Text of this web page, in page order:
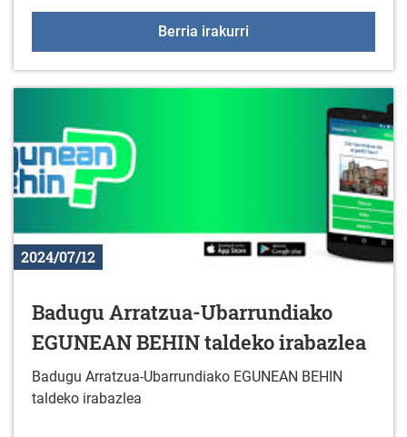
Berria irakurri
2024/07/12
Badugu Arratzua-Ubarrundiako
EGUNEAN BEHIN taldeko irabazlea
Badugu Arratzua-Ubarrundiako EGUNEAN BEHIN
taldeko irabazlea